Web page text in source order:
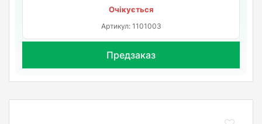
Очікується
Артикул: 1101003
Предзаказ